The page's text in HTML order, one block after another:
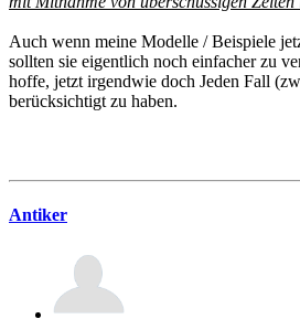
Auch wenn meine Modelle / Beispiele
sollten sie eigentlich noch einfacher zu
hoffe, jetzt irgendwie doch Jeden Fall
berücksichtigt
Antiker